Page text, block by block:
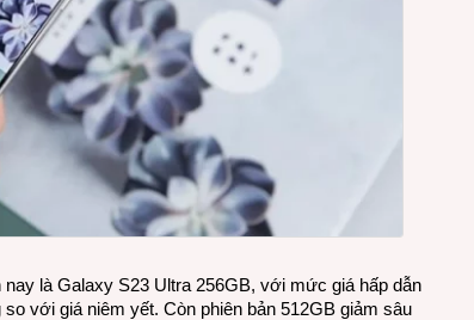
là Galaxy S23 Ultra 256GB, với mức giá hấp dẫn
với giá niêm yết. Còn phiên bản 512GB giảm sâu